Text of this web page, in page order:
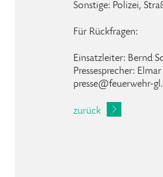
Sonstige: Polizei,
Für Rückfragen:
Einsatzleiter: Bernd
Pressesprecher:
presse@feuerwehr-
zurück